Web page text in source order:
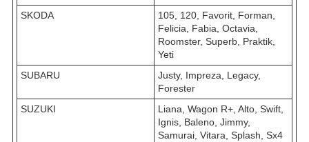
SKODA
105, 120, Favorit, Forman,
Felicia, Fabia, Octavia,
Roomster, Superb, Praktik,
Yeti
SUBARU
Justy, Impreza, Legacy,
Forester
SUZUKI
Liana, Wagon R+, Alto, Swift,
Ignis, Baleno, Jimmy,
Samurai, Vitara, Splash, Sx4